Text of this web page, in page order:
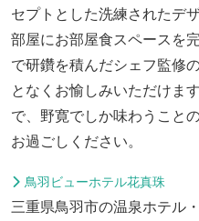
セプトとした洗練されたデ
部屋にお部屋食スペースを
で研鑽を積んだシェフ監修
となくお愉しみいただけま
で、野寛でしか味わうこと
お過ごしください。
鳥羽ビューホテル花真珠
三重県鳥羽市の温泉ホテル